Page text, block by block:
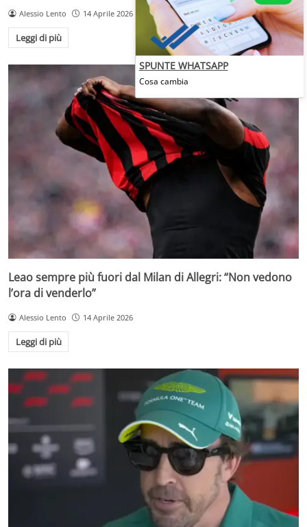
Alessio Lento 14 Aprile 2026
Leggi di più
Leao sempre più fuori dal Milan di Allegri: “Non vedono
l’ora di venderlo”
Alessio Lento 14 Aprile 2026
Leggi di più
SPUNTE WHATSAPP
Cosa cambia